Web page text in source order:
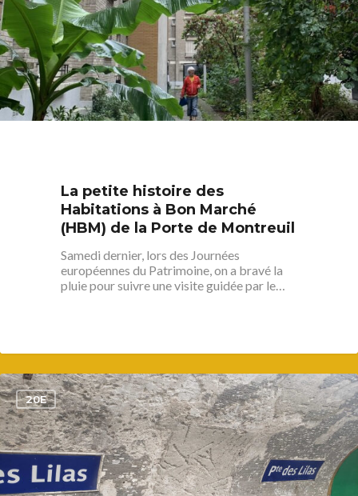
La petite histoire des
Habitations à Bon Marché
(HBM) de la Porte de Montreuil
Samedi dernier, lors des Journées
européennes du Patrimoine, on a bravé la
pluie pour suivre une visite guidée par le…
20E
1